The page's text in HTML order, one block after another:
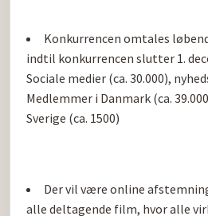
Konkurrencen omtales
indtil konkurrencen slutter 1.
Sociale medier (ca. 30.000),
Medlemmer i Danmark (ca.
Sverige (ca. 1500)
Der vil være online
alle deltagende film, hvor alle